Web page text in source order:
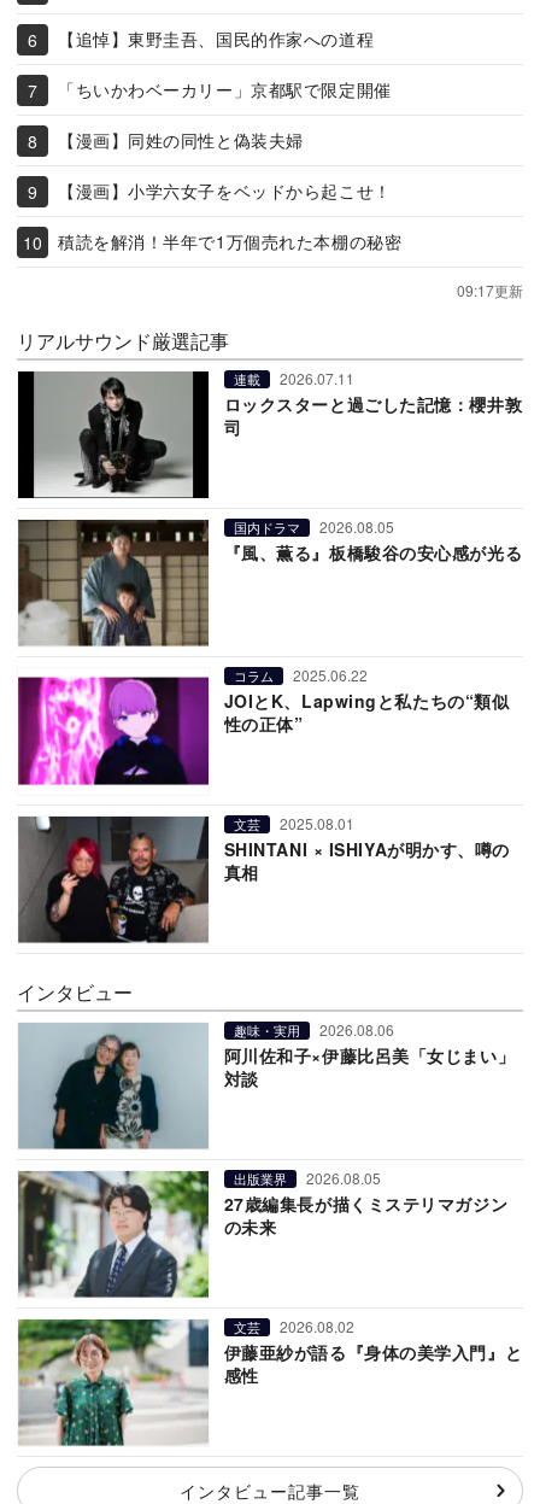
【追悼】東野圭吾、国民的作家への道程
「ちいかわベーカリー」京都駅で限定開催
【漫画】同姓の同性と偽装夫婦
【漫画】小学六女子をベッドから起こせ！
積読を解消！半年で1万個売れた本棚の秘密
09:17更新
リアルサウンド厳選記事
連載 2026.07.11
ロックスターと過ごした記憶：櫻井敦
司
国内ドラマ 2026.08.05
『風、薫る』板橋駿谷の安心感が光る
コラム 2025.06.22
JOIとK、Lapwingと私たちの“類似
性の正体”
文芸 2025.08.01
SHINTANI × ISHIYAが明かす、噂の
真相
インタビュー
趣味・実用 2026.08.06
阿川佐和子×伊藤比呂美「女じまい」
対談
出版業界 2026.08.05
27歳編集長が描くミステリマガジン
の未来
文芸 2026.08.02
伊藤亜紗が語る『身体の美学入門』と
感性
インタビュー記事一覧